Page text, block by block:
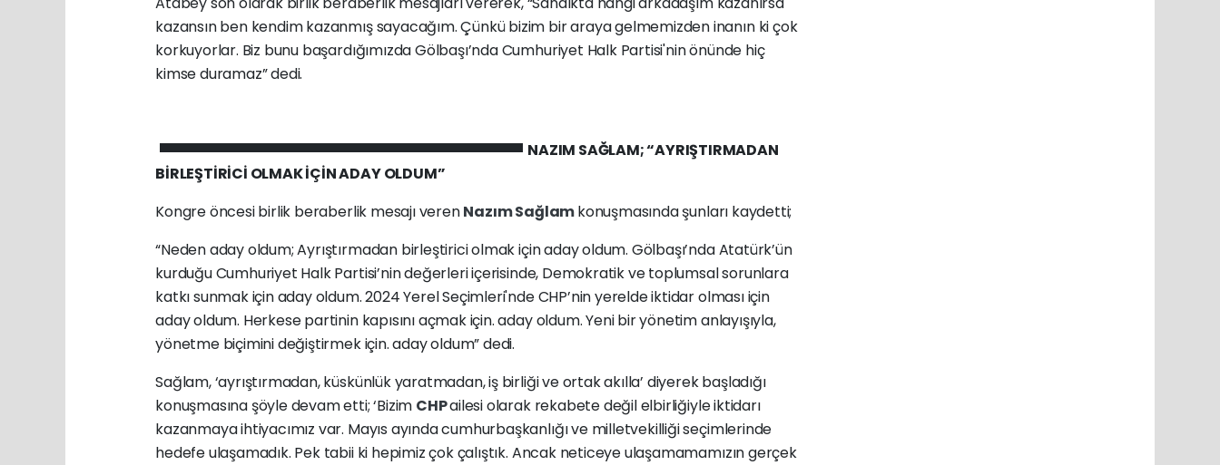
kazansın ben kendim kazanmış sayacağım. Çünkü bizim bir araya gelmemizden inanın ki çok
korkuyorlar. Biz bunu başardığımızda Gölbaşı’nda Cumhuriyet Halk Partisi'nin önünde hiç
kimse duramaz” dedi.
NAZIM SAĞLAM; “AYRIŞTIRMADAN
BİRLEŞTİRİCİ OLMAK İÇİN ADAY OLDUM”
Kongre öncesi birlik beraberlik mesajı verenNazım Sağlamkonuşmasında şunları kaydetti;
“Neden aday oldum; Ayrıştırmadan birleştirici olmak için aday oldum. Gölbaşı’nda Atatürk’ün
kurduğu Cumhuriyet Halk Partisi’nin değerleri içerisinde, Demokratik ve toplumsal sorunlara
katkı sunmak için aday oldum. 2024 Yerel Seçimleri'nde CHP’nin yerelde iktidar olması için
aday oldum. Herkese partinin kapısını açmak için. aday oldum. Yeni bir yönetim anlayışıyla,
yönetme biçimini değiştirmek için. aday oldum” dedi.
Sağlam, ‘ayrıştırmadan, küskünlük yaratmadan, iş birliği ve ortak akılla’ diyerek başladığı
konuşmasına şöyle devam etti; ‘Bizim CHPailesi olarak rekabete değil elbirliğiyle iktidarı
kazanmaya ihtiyacımız var. Mayıs ayında cumhurbaşkanlığı ve milletvekilliği seçimlerinde
hedefe ulaşamadık. Pek tabii ki hepimiz çok çalıştık. Ancak neticeye ulaşamamamızın gerçek